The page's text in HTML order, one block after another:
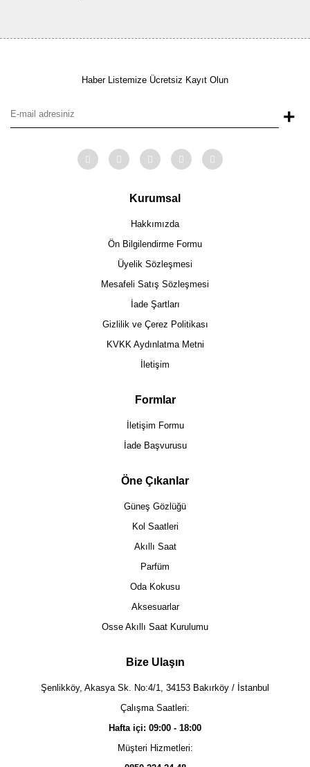
Haber Listemize Ücretsiz Kayıt Olun
+
Kurumsal
Hakkımızda
Ön Bilgilendirme Formu
Üyelik Sözleşmesi
Mesafeli Satış Sözleşmesi
İade Şartları
Gizlilik ve Çerez Politikası
KVKK Aydınlatma Metni
İletişim
Formlar
İletişim Formu
İade Başvurusu
Öne Çıkanlar
Güneş Gözlüğü
Kol Saatleri
Akıllı Saat
Parfüm
Oda Kokusu
Aksesuarlar
Osse Akıllı Saat Kurulumu
Bize Ulaşın
Şenlikköy, Akasya Sk. No:4/1, 34153 Bakırköy / İstanbul
Çalışma Saatleri:
Hafta içi: 09:00 - 18:00
Müşteri Hizmetleri: